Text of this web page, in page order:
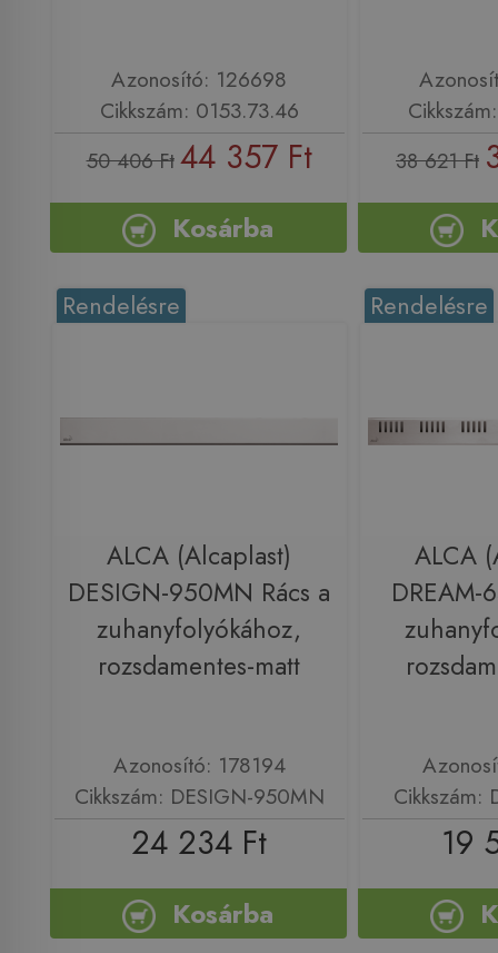
Azonosító: 126698
Cikkszám: 0153.73.46
50 406 Ft 44 357 Ft
Kosárba
38 621 Ft
Rendelésre
ALCA (Alcaplast)
DESIGN-950MN Rács a
zuhanyfolyókához,
rozsdamentes-matt
Azonosító: 178194
Cikkszám: DESIGN-950MN
24 234 Ft
Kosárba
Rendelésre
ALCA
DREAM-
Cikkszám:
19